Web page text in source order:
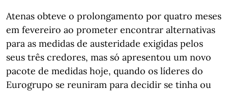
Atenas obteve o prolongamento por quatro meses
em fevereiro ao prometer encontrar alternativas
para as medidas de austeridade exigidas pelos
seus três credores, mas só apresentou um novo
pacote de medidas hoje, quando os líderes do
Eurogrupo se reuniram para decidir se tinha ou